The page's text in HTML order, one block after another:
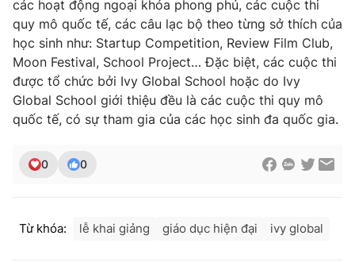
THỜI BÁO VTV
Cơ quan báo chí:
Thời báo VTV
các hoạt động ngoại khóa phong phú, các cuộc thi
quy mô quốc tế, các câu lạc bộ theo từng sở thích của
học sinh như: Startup Competition, Review Film Club,
Moon Festival, School Project… Đặc biệt, các cuộc thi
được tổ chức bởi Ivy Global School hoặc do Ivy
Global School giới thiệu đều là các cuộc thi quy mô
quốc tế, có sự tham gia của các học sinh đa quốc gia.
0 0
Từ khóa: lễ khai giảng giáo dục hiện đại ivy global